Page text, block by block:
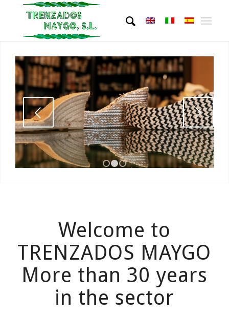
Next
1 2 3
Welcome to
TRENZADOS MAYGO
More than 30 years
in the sector